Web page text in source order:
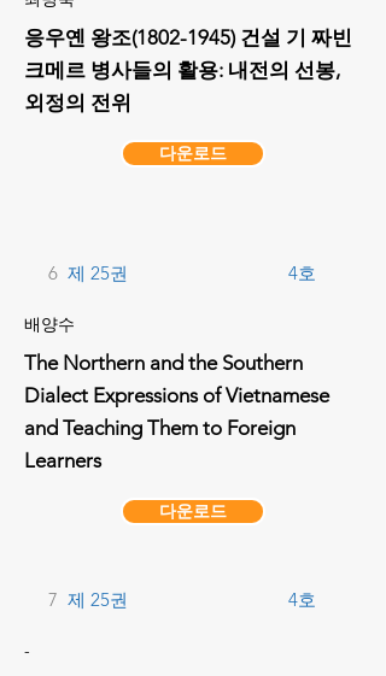
응우옌 왕조(1802-1945) 건설 기 짜빈
크메르 병사들의 활용: 내전의 선봉,
외정의 전위
다운로드
6 제 25권 4호
배양수
The Northern and the Southern
Dialect Expressions of Vietnamese
and Teaching Them to Foreign
Learners
다운로드
7 제 25권 4호
-